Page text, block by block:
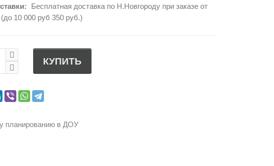
Бесплатная доставка по Н.Новгороду при заказе от
10 000 руб 350 руб.)
КУПИТЬ
планированию в ДОУ